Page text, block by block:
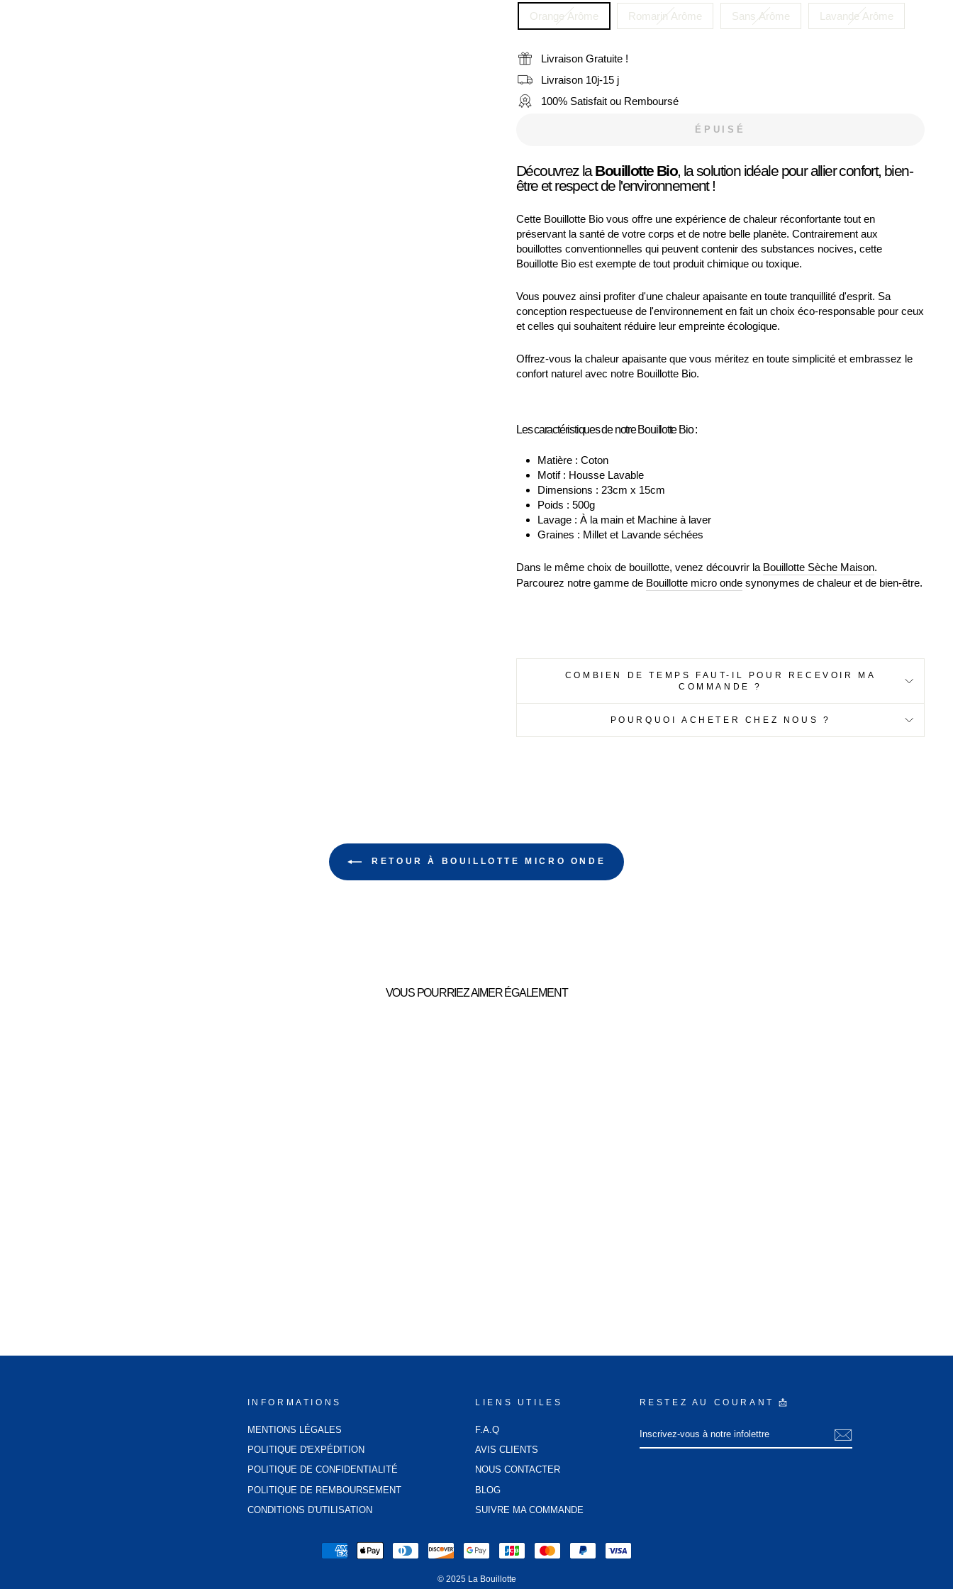
Orange Arôme Romarin Arôme Sans Arôme Lavande Arôme
Livraison Gratuite !
Livraison 10j-15 j
100% Satisfait ou Remboursé
ÉPUISÉ
Découvrez laBouillotte Bio, la solution idéale pour allier confort, bien-
être et respect de l'environnement !
Cette Bouillotte Bio vous offre une expérience de chaleur réconfortante tout en
préservant la santé de votre corps et de notre belle planète. Contrairement aux
bouillottes conventionnelles qui peuvent contenir des substances nocives, cette
Bouillotte Bio est exempte de tout produit chimique ou toxique.
Vous pouvez ainsi profiter d'une chaleur apaisante en toute tranquillité d'esprit. Sa
conception respectueuse de l'environnement en fait un choix éco-responsable pour ceux
et celles qui souhaitent réduire leur empreinte écologique.
Offrez-vous la chaleur apaisante que vous méritez en toute simplicité et embrassez le
confort naturel avec notre Bouillotte Bio.
Les caractéristiques de notre Bouillotte Bio :
Matière : Coton
Motif : Housse Lavable
Dimensions : 23cm x 15cm
Poids : 500g
Lavage : À la main et Machine à laver
Graines : Millet et Lavande séchées
Dans le même choix de bouillotte, venez découvrir la Bouillotte Sèche Maison.
Parcourez notre gamme de Bouillotte micro onde synonymes de chaleur et de bien-être.
COMBIEN DE TEMPS FAUT-IL POUR RECEVOIR MA
COMMANDE ?
POURQUOI ACHETER CHEZ NOUS ?
RETOUR À BOUILLOTTE MICRO ONDE
VOUS POURRIEZ AIMER ÉGALEMENT
INFORMATIONS
MENTIONS LÉGALES
POLITIQUE D'EXPÉDITION
POLITIQUE DE CONFIDENTIALITÉ
POLITIQUE DE REMBOURSEMENT
CONDITIONS D'UTILISATION
LIENS UTILES
F.A.Q
AVIS CLIENTS
NOUS CONTACTER
BLOG
SUIVRE MA COMMANDE
RESTEZ AU COURANT 📩
VOUS
© 2025 La Bouillotte